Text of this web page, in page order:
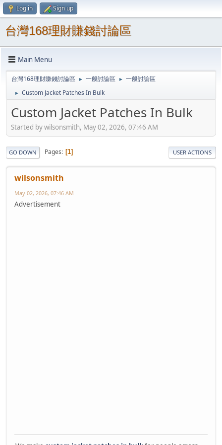
Log in Sign up
台灣168理財賺錢討論區
Main Menu
台灣168理財賺錢討論區 ► 一般討論區 ► 一般討論區
► Custom Jacket Patches In Bulk
Custom Jacket Patches In Bulk
Started by wilsonsmith, May 02, 2026, 07:46 AM
GO DOWN Pages 1 USER ACTIONS
wilsonsmith
May 02, 2026, 07:46 AM
Advertisement